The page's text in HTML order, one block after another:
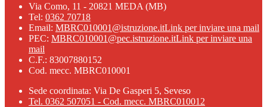
Via Como, 11 - 20821 MEDA (MB)
Tel: 0362 70718
Email: MBRC010001@istruzione.itLink per inviare una mail
PEC: MBRC010001@pec.istruzione.itLink per inviare una
mail
C.F.: 83007880152
Cod. mecc. MBRC010001
Sede coordinata: Via De Gasperi 5, Seveso
Tel. 0362 507051 - Cod. mecc. MBRC010012